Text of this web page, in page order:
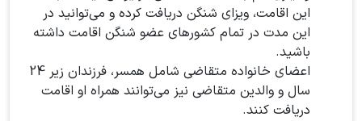
این اقامت، ویزای شنگن دریافت کرده و می‌توانید در
این مدت در تمام کشورهای عضو شنگن اقامت داشته
باشید.
اعضای خانواده متقاضی شامل همسر، فرزندان زیر 24
سال و والدین متقاضی نیز می‌توانند همراه او اقامت
دریافت کنند.